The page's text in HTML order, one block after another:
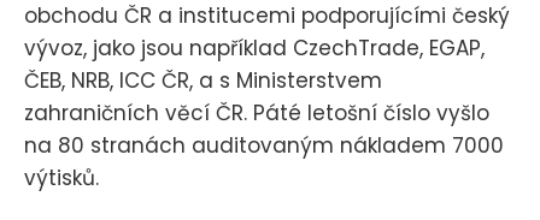
obchodu ČR a institucemi podporujícími český
vývoz, jako jsou například CzechTrade, EGAP,
ČEB, NRB, ICC ČR, a s Ministerstvem
zahraničních věcí ČR. Páté letošní číslo vyšlo
na 80 stranách auditovaným nákladem 7000
výtisků.